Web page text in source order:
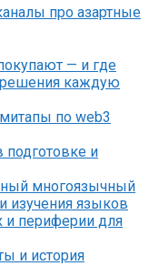
про азартные
— и где
решения каждую
по web3
и
многоязычный
изучения языков
периферии для
и история